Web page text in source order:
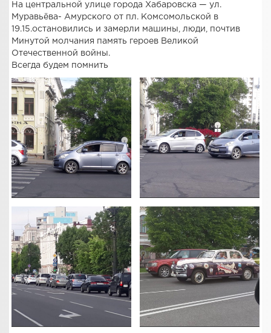
На центральной улице города Хабаровска — ул.
Муравьёва- Амурского от пл. Комсомольской в
19.15.остановились и замерли машины, люди, почтив
Минутой молчания память героев Великой
Отечественной войны.
Всегда будем помнить